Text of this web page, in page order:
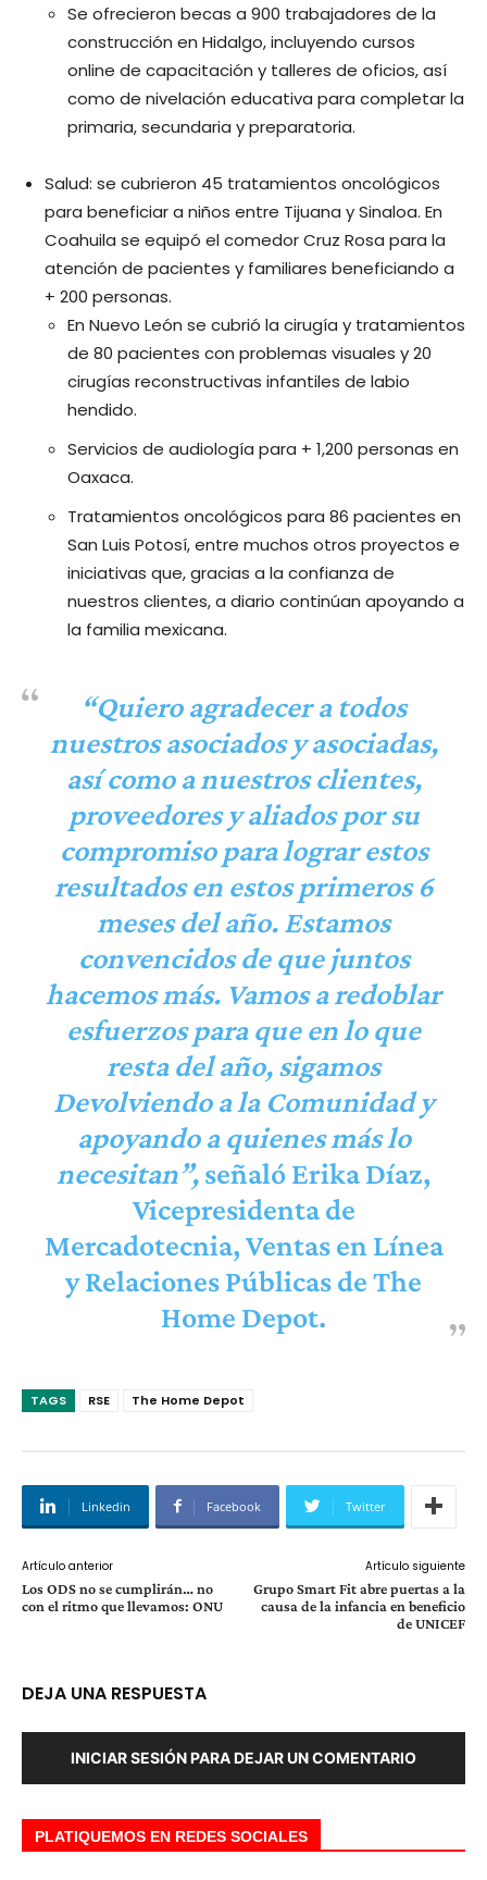
Se ofrecieron becas a 900 trabajadores de la
construcción en Hidalgo, incluyendo cursos
online de capacitación y talleres de oficios, así
como de nivelación educativa para completar la
primaria, secundaria y preparatoria.
Salud: se cubrieron 45 tratamientos oncológicos
para beneficiar a niños entre Tijuana y Sinaloa. En
Coahuila se equipó el comedor Cruz Rosa para la
atención de pacientes y familiares beneficiando a
+ 200 personas.
En Nuevo León se cubrió la cirugía y tratamientos
de 80 pacientes con problemas visuales y 20
cirugías reconstructivas infantiles de labio
hendido.
Servicios de audiología para + 1,200 personas en
Oaxaca.
Tratamientos oncológicos para 86 pacientes en
San Luis Potosí, entre muchos otros proyectos e
iniciativas que, gracias a la confianza de
nuestros clientes, a diario continúan apoyando a
la familia mexicana.
“Quiero agradecer a todos
nuestros asociados y asociadas,
así como a nuestros clientes,
proveedores y aliados por su
compromiso para lograr estos
resultados en estos primeros 6
meses del año. Estamos
convencidos de que juntos
hacemos más. Vamos a redoblar
esfuerzos para que en lo que
resta del año, sigamos
Devolviendo a la Comunidad y
apoyando a quienes más lo
necesitan”,señalóErika Díaz,
Vicepresidenta de
Mercadotecnia, Ventas en Línea
y Relaciones Públicas de The
Home Depot.
TAGS RSE The Home Depot
Linkedin Facebook Twitter
Artículo anterior
Los ODS no se cumplirán… no
con el ritmo que llevamos: ONU
Artículo siguiente
Grupo Smart Fit abre puertas a la
causa de la infancia en beneficio
de UNICEF
DEJA UNA RESPUESTA
INICIAR SESIÓN PARA DEJAR UN COMENTARIO
PLATIQUEMOS EN REDES SOCIALES